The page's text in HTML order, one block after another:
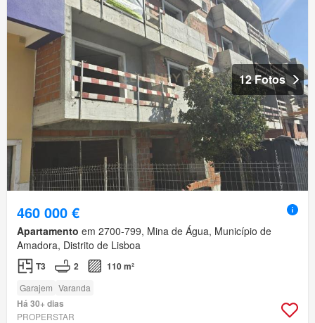
12 Fotos
460 000 €
Apartamento em 2700-799, Mina de Água, Município de
Amadora, Distrito de Lisboa
T3 2 110 m²
Garajem Varanda
Há 30+ dias
PROPERSTAR